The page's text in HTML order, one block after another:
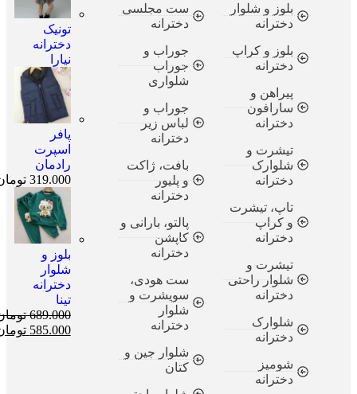
بلوز و شلوار
دخترانه
بلوز و کراپ
دخترانه
پیراهن و
سارافون
دخترانه
تیشرت و
شلوارک
دخترانه
تاپ، تیشرت
و کراپ
دخترانه
تیشرت و
شلوار راحتی
دخترانه
شلوارک
دخترانه
شومیز
دخترانه
ست مجلسی
دخترانه
جوراب و
جوراب
شلواری
جوراب و
لباس زیر
دخترانه
بافت، ژاکت
و پلیور
دخترانه
پالتو، بارانی و
کاپشن
دخترانه
ست هودی،
سویشرت و
شلوار
دخترانه
شلوار جین و
کتان
تونیک
دخترانه
نیارا
پافر
اسپرت
رادمان
319.000 تومان
بلوز و
شلوار
دخترانه
تینا
689.000 تومان
585.000 تومان